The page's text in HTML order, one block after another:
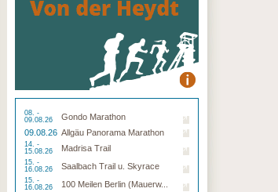
08. -
09.08.26
Gondo Marathon
09.08.26 Allgäu Panorama Marathon
14. -
15.08.26
Madrisa Trail
15. -
16.08.26
Saalbach Trail u. Skyrace
15. -
16.08.26
100 Meilen Berlin (Mauerw...